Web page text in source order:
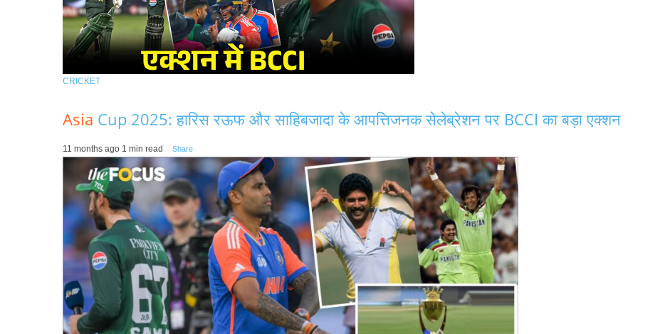
CRICKET
Asia Cup 2025: हारिस रऊफ और साहिबजादा के आपत्तिजनक सेलेब्रेशन पर BCCI का बड़ा एक्शन
11 months ago 1 min read Share